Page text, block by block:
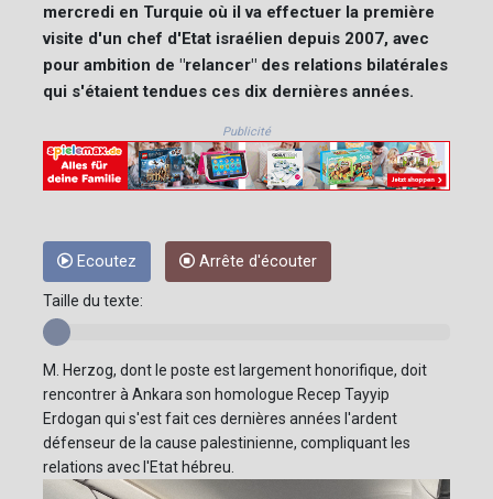
mercredi en Turquie où il va effectuer la première
visite d'un chef d'Etat israélien depuis 2007, avec
pour ambition de "relancer" des relations bilatérales
qui s'étaient tendues ces dix dernières années.
Publicité
Ecoutez Arrête d'écouter
Taille du texte:
M. Herzog, dont le poste est largement honorifique, doit
rencontrer à Ankara son homologue Recep Tayyip
Erdogan qui s'est fait ces dernières années l'ardent
défenseur de la cause palestinienne, compliquant les
relations avec l'Etat hébreu.